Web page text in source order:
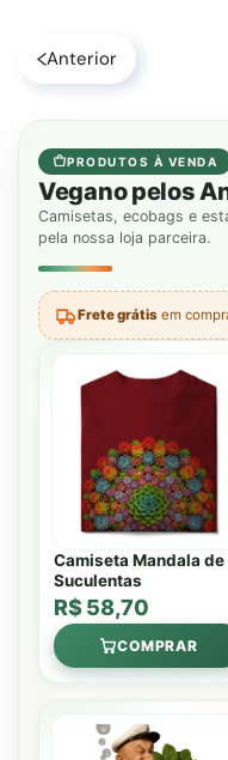
Anterior
PRODUTOS À VENDA
Vegano pelos
Camisetas, ecobags e
pela nossa loja parceira.
Frete grátis em
Camiseta Mandala de
Suculentas
R$ 58,70
COMPRAR